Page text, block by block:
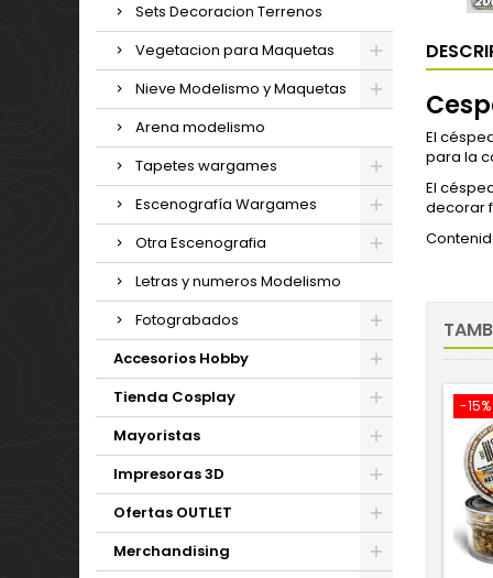
Sets Decoracion Terrenos
Vegetacion para Maquetas
Nieve Modelismo y Maquetas
Arena modelismo
Tapetes wargames
Escenografía Wargames
Otra Escenografia
Letras y numeros Modelismo
Fotograbados
Accesorios Hobby
Tienda Cosplay
Mayoristas
Impresoras 3D
Ofertas OUTLET
Merchandising
El
para la
El
decorar
-15%